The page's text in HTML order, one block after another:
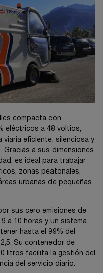
compacta con
eléctricos a 48 voltios,
viaria eficiente, silenciosa y
Gracias a sus dimensiones
es ideal para trabajar
zonas peatonales,
urbanas de pequeñas
sus cero emisiones de
a 10 horas y un sistema
hasta el 99% del
Su contenedor de
litros facilita la gestión del
del servicio diario.